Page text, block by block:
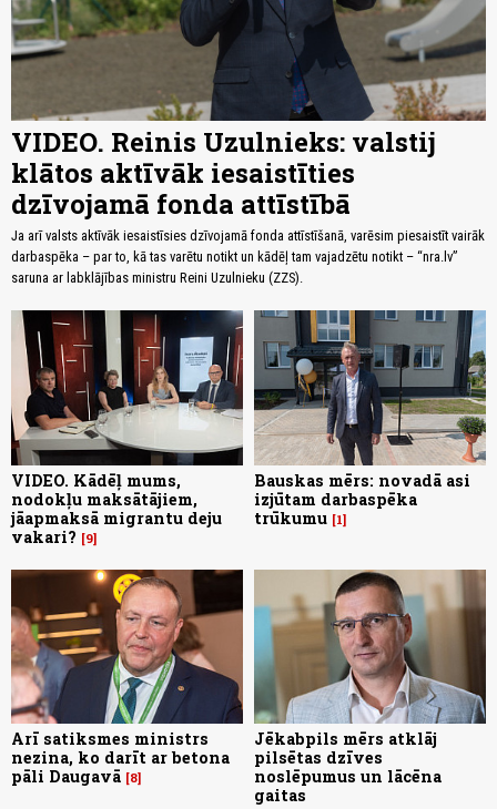
VIDEO. Reinis Uzulnieks: valstij
klātos aktīvāk iesaistīties
dzīvojamā fonda attīstībā
Ja arī valsts aktīvāk iesaistīsies dzīvojamā fonda attīstīšanā, varēsim piesaistīt vairāk
darbaspēka – par to, kā tas varētu notikt un kādēļ tam vajadzētu notikt – “nra.lv”
saruna ar labklājības ministru Reini Uzulnieku (ZZS).
VIDEO. Kādēļ mums,
nodokļu maksātājiem,
jāapmaksā migrantu deju
vakari?
9
Bauskas mērs: novadā asi
izjūtam darbaspēka
trūkumu 1
Arī satiksmes ministrs
nezina, ko darīt ar betona
pāli Daugavā 8
Jēkabpils mērs atklāj
pilsētas dzīves
noslēpumus un lācēna
gaitas